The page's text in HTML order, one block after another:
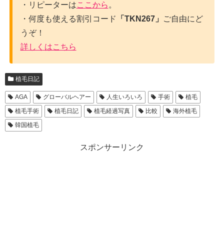
・リピーターはここから 。
・何度も使える割引コード 「TKN267」
ご自由にど
うぞ！
詳しくはこちら
植毛日記
AGA グローバルヘアー 人生いろいろ 手術
植毛
植毛手術
植毛日記 植毛経過写真 比較
海外植毛
韓国植毛
スポンサーリンク